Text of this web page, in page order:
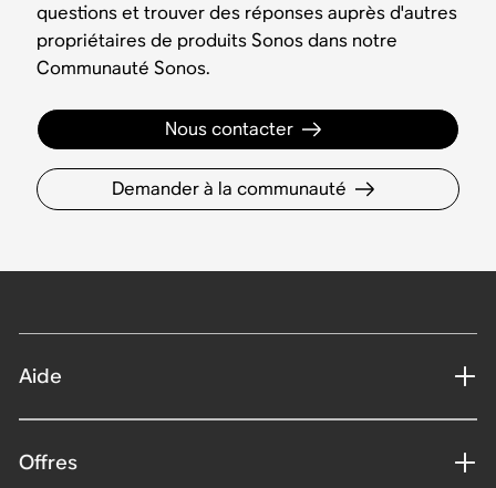
questions et trouver des réponses auprès d'autres
propriétaires de produits Sonos dans notre
Communauté Sonos.
Nous contacter
Demander à la communauté
Aide
Offres